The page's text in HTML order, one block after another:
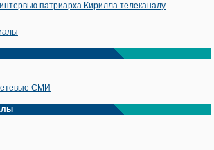
патриарха Кирилла телеканалу
СМИ